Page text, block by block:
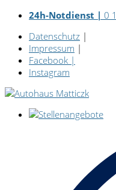
24h-Notdienst | 0
Datenschutz |
Impressum |
Facebook |
Instagram